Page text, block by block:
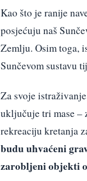
Kao što je ranije
posjećuju naš
Zemlju. Osim toga,
Sunčevom sustavu
Za svoje
uključuje tri mase –
rekreaciju kretanja
budu uhvaćeni
zarobljeni objekti